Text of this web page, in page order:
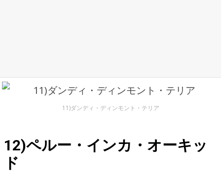
11)ダンディ・ディンモント・テリア
12)ペルー・インカ・オーキッ
ド